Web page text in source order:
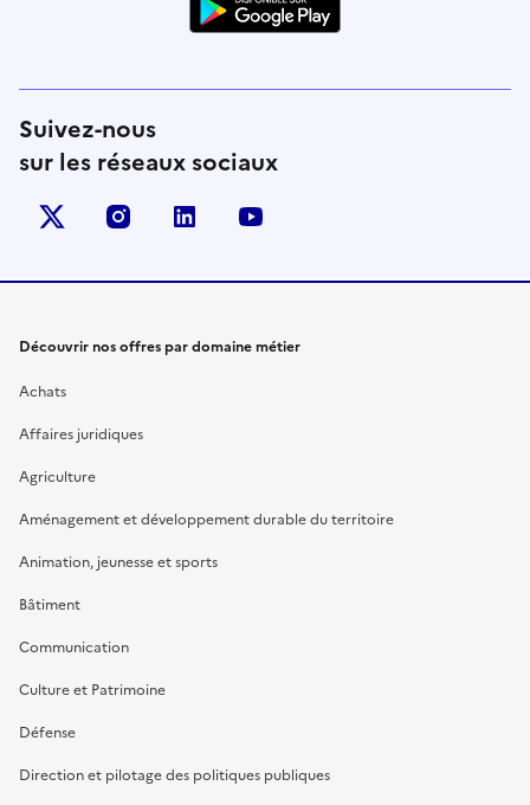
Suivez-nous
sur les réseaux sociaux
X (anciennement Twitter)
instagramlinkedin
Découvrir nos offres par domaine métier
Achats
Affaires juridiques
Agriculture
Aménagement et développement durable du territoire
Animation, jeunesse et sports
Bâtiment
Communication
Culture et Patrimoine
Défense
Direction et pilotage des politiques publiques